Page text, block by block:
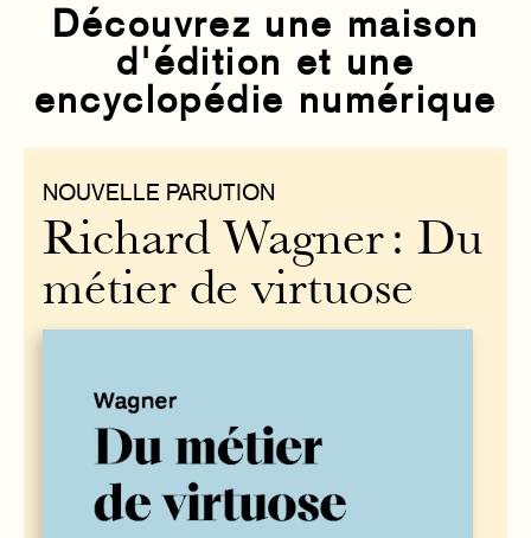
Découvrez une maison
d'édition et une
encyclopédie numérique
NOUVELLE PARUTION
Richard Wagner : Du
métier de virtuose